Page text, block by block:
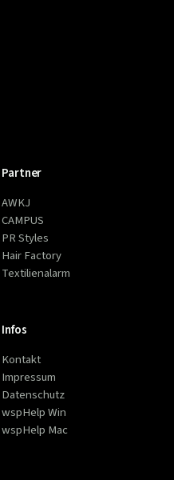
Partner
AWKJ
CAMPUS
PR Styles
Hair Factory
Textilienalarm
Infos
Kontakt
Impressum
Datenschutz
wspHelp Win
wspHelp Mac